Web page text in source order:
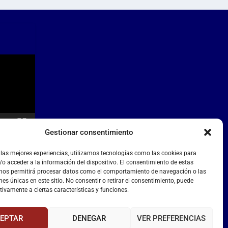
Gestionar consentimiento
mejores experiencias, utilizamos tecnologías como las cookies para
acceder a la información del dispositivo. El consentimiento de estas
permitirá procesar datos como el comportamiento de navegación o las
únicas en este sitio. No consentir o retirar el consentimiento, puede
a ciertas características y funciones.
DENEGAR VER PREFERENCIAS